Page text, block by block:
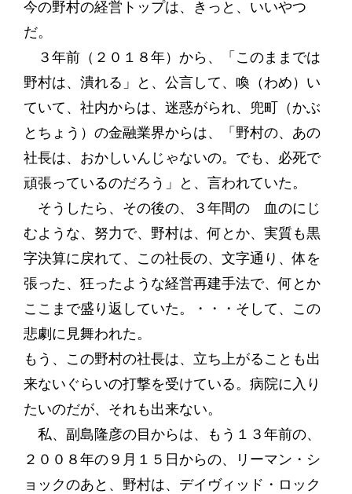
今の野村の経営トップは、きっと、いいやつ
だ。
３年前（２０１８年）から、「このままでは
野村は、潰れる」と、公言して、喚（わめ）い
ていて、社内からは、迷惑がられ、兜町（かぶ
とちょう）の金融業界からは、「野村の、あの
社長は、おかしいんじゃないの。でも、必死で
頑張っているのだろう」と、言われていた。
そうしたら、その後の、３年間の 血のにじ
むような、努力で、野村は、何とか、実質も黒
字決算に戻れて、この社長の、文字通り、体を
張った、狂ったような経営再建手法で、何とか
ここまで盛り返していた。・・・そして、この
悲劇に見舞われた。
もう、この野村の社長は、立ち上がることも出
来ないぐらいの打撃を受けている。病院に入り
たいのだが、それも出来ない。
私、副島隆彦の目からは、もう１３年前の、
２００８年の９月１５日からの、リーマン・シ
ョックのあと、野村は、デイヴィッド・ロック